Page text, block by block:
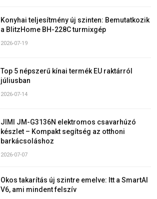
Konyhai teljesítmény új szinten: Bemutatkozik
a BlitzHome BH-228C turmixgép
2026-07-19
Top 5 népszerű kínai termék EU raktárról
júliusban
2026-07-14
JIMI JM-G3136N elektromos csavarhúzó
készlet – Kompakt segítség az otthoni
barkácsoláshoz
2026-07-07
Okos takarítás új szintre emelve: Itt a SmartAI
V6, ami mindent felszív